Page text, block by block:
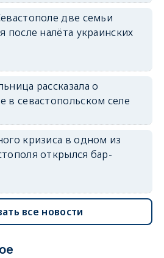
две семьи
после налёта украинских
рассказала о
в севастопольском селе
кризиса в одном из
открылся бар-
все новости